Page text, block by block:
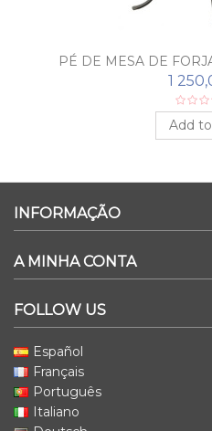
PÉ DE MESA DE
1
Add
INFORMAÇÃO
A MINHA CONTA
FOLLOW US
Español
Français
Português
Italiano